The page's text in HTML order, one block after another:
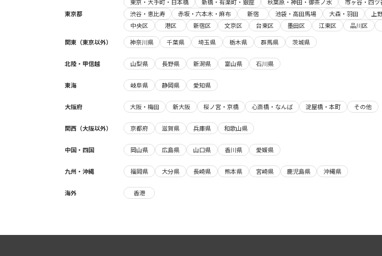
東京都
東京・大手町・日本橋 新橋・有楽町・銀座 秋葉原・神田・御茶ノ水 市ヶ谷・四ツ
渋谷・恵比寿
赤坂・六本木・麻布 新宿 池袋・高田馬場 大森・羽田 上
中央区
港区 新宿区 文京区 台東区 墨田区 江東区 品川区
関東（東京以外）
神奈川県 千葉県 埼玉県 栃木県 群馬県 茨城県
北陸・甲信越 山梨県 長野県 新潟県 富山県 石川県
東海 岐阜県 静岡県 愛知県
大阪府 大阪・梅田 新大阪 桜ノ宮・京橋 心斎橋・なんば 淀屋橋・本町 その他
関西（大阪以外） 京都府 滋賀県 兵庫県 和歌山県
中国・四国 岡山県 広島県 山口県 香川県 愛媛県
九州・沖縄 福岡県 大分県 長崎県 熊本県 宮崎県 鹿児島県 沖縄県
海外 香港